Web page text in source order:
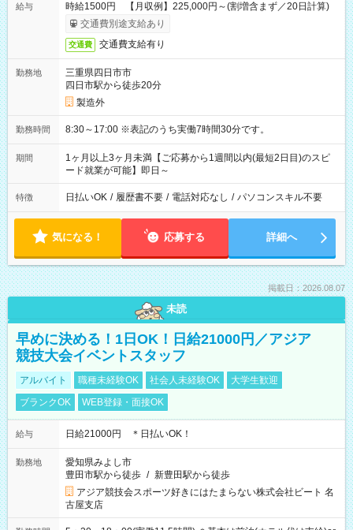
給与
時給1500円 【月収例】225,000円～(割増含まず／20日計算)
交通費別途支給あり
交通費 交通費支給有り
勤務地
三重県四日市市
四日市駅から徒歩20分
製造外
勤務時間 8:30～17:00 ※表記のうち実働7時間30分です。
期間
1ヶ月以上3ヶ月未満【ご応募から1週間以内(最短2日目)のスピ
ード就業が可能】即日～
特徴 日払いOK / 履歴書不要 / 電話対応なし / パソコンスキル不要
気になる！ 応募する 詳細へ
掲載日：2026.08.07
未読
早めに決める！1日OK！日給21000円／アジア
競技大会イベントスタッフ
アルバイト 職種未経験OK 社会人未経験OK
大学生歓迎
ブランクOK
WEB登録・面接OK
給与 日給21000円 ＊日払いOK！
勤務地
愛知県みよし市
豊田市駅から徒歩 / 新豊田駅から徒歩
アジア競技会スポーツ好きにはたまらない株式会社ビート 名
古屋支店